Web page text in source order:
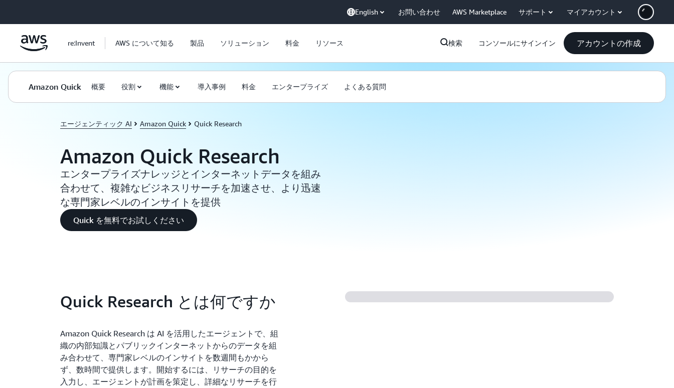
English お問い合わせ AWS Marketplace サポート マイアカウント
re:Invent AWS について知る 製品 ソリューション 料金 リソース 検索 コンソールにサインイン アカウントの作成
Amazon Quick 概要 役割 機能 導入事例 料金 エンタープライズ よくある質問
エージェンティック AI Amazon Quick Quick Research
Amazon Quick Research
エンタープライズナレッジとインターネットデータを組み
合わせて、複雑なビジネスリサーチを加速させ、より迅速
な専門家レベルのインサイトを提供
Quick を無料でお試しください
Quick Research とは何ですか
Amazon Quick Research は AI を活用したエージェントで、組
織の内部知識とパブリックインターネットからのデータを組
み合わせて、専門家レベルのインサイトを数週間もかから
ず、数時間で提供します。開始するには、リサーチの目的を
入力し、エージェントが計画を策定し、詳細なリサーチを行